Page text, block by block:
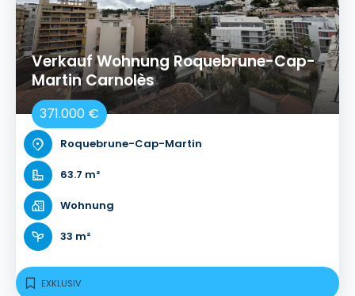
Verkauf Wohnung Roquebrune-Cap-
Martin Carnolès
371.000 €
Roquebrune-Cap-Martin
63.7 m²
Wohnung
33 m²
EXKLUSIV